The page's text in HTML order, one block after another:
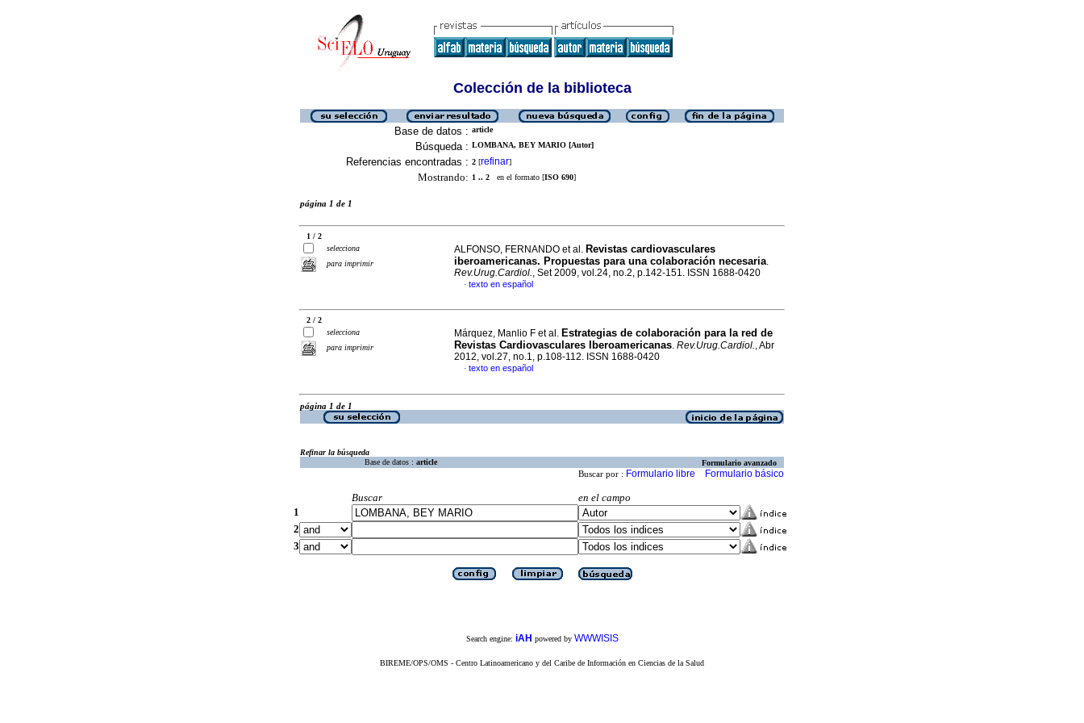
Colección de la biblioteca
Base de datos : article
Búsqueda : LOMBANA, BEY MARIO [Autor]
Referencias encontradas : 2 [refinar]
Mostrando: 1 .. 2 en el formato [ISO 690]
página 1 de 1
1 / 2
selecciona
para imprimir
ALFONSO, FERNANDO et al. Revistas cardiovasculares
iberoamericanas. Propuestas para una colaboración necesaria.
Rev.Urug.Cardiol., Set 2009, vol.24, no.2, p.142-151. ISSN 1688-0420
· texto en español
2 / 2
selecciona
para imprimir
Márquez, Manlio F et al. Estrategias de colaboración para la red de
Revistas Cardiovasculares Iberoamericanas. Rev.Urug.Cardiol., Abr
2012, vol.27, no.1, p.108-112. ISSN 1688-0420
· texto en español
página 1 de 1
Refinar la búsqueda
Base de datos : article Formulario avanzado
Buscar por : Formulario libre Formulario básico
Buscar
en el campo
1
2
3
Search engine: iAH powered by WWWISIS
BIREME/OPS/OMS - Centro Latinoamericano y del Caribe de Información en Ciencias de la Salud